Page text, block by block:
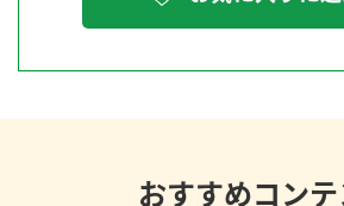
おすすめコン